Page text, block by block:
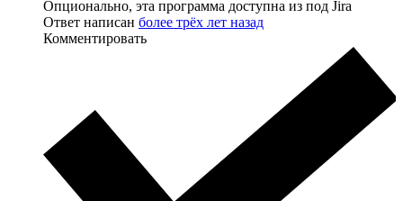
Опционально, эта программа доступна из под Jira
Ответ написан более трёх лет назад
Комментировать